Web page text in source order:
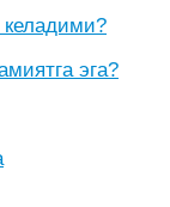
эга?